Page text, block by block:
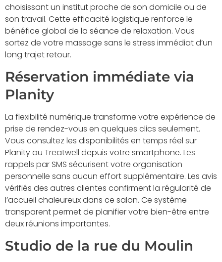
choisissant un institut proche de son domicile ou de
son travail. Cette efficacité logistique renforce le
bénéfice global de la séance de relaxation. Vous
sortez de votre massage sans le stress immédiat d’un
long trajet retour.
Réservation immédiate via
Planity
La flexibilité numérique transforme votre expérience de
prise de rendez-vous en quelques clics seulement.
Vous consultez les disponibilités en temps réel sur
Planity ou Treatwell depuis votre smartphone. Les
rappels par SMS sécurisent votre organisation
personnelle sans aucun effort supplémentaire. Les avis
vérifiés des autres clientes confirment la régularité de
l’accueil chaleureux dans ce salon. Ce système
transparent permet de planifier votre bien-être entre
deux réunions importantes.
Studio de la rue du Moulin